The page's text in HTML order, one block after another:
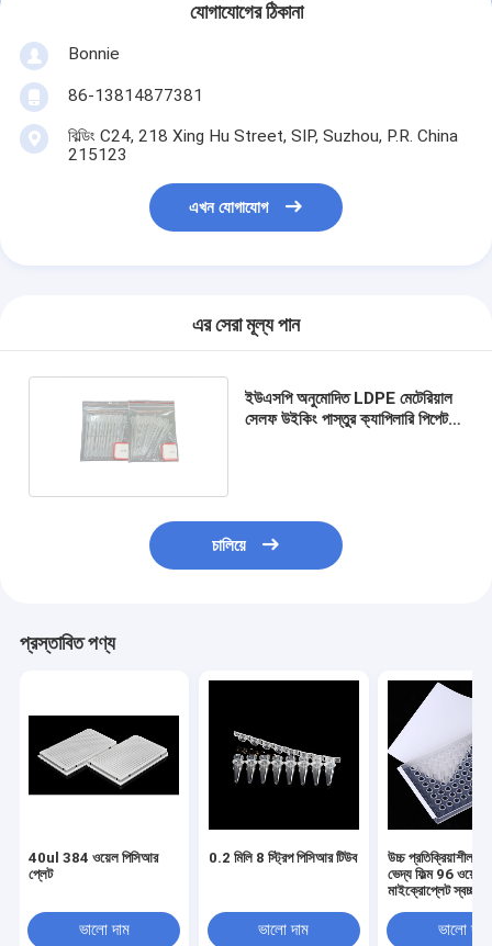
যোগাযোগের ঠিকানা
Bonnie
86-13814877381
বিল্ডিং C24, 218 Xing Hu Street, SIP, Suzhou, P.R. China
215123
এখন যোগাযোগ
এর সেরা মূল্য পান
ইউএসপি অনুমোদিত LDPE মেটেরিয়াল
সেলফ উইকিং পাস্তুর ক্যাপিলারি পিপেট
চালিয়ে
প্রস্তাবিত পণ্য
40ul 384 ওয়েল পিসিআর
প্লেট
ভালো দাম
0.2 মিলি 8 স্ট্রিপ পিসিআর টিউব
ভালো দাম
উচ্চ প্রতিক্রিয়াশীল
ভেদ্য ফিল্ম 96 ওয়েল
মাইক্রোপ্লেট স্বচ্ছ
ভালো দাম